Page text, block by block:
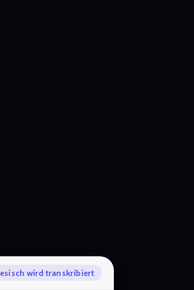
wird transkribiert